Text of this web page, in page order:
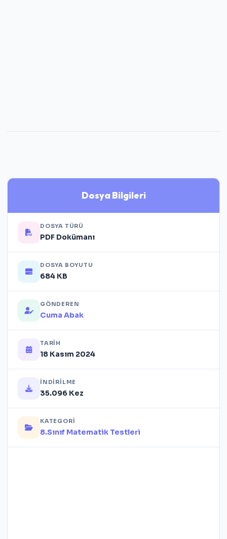
Dosya Bilgileri
DOSYA TÜRÜ
PDF Dokümanı
DOSYA BOYUTU
684 KB
GÖNDEREN
Cuma Abak
TARIH
18 Kasım 2024
İNDIRILME
35.096 Kez
KATEGORI
8.Sınıf Matematik Testleri